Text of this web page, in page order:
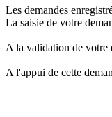
Les demandes
La saisie de votre
A la validation de votre
A l'appui de cette